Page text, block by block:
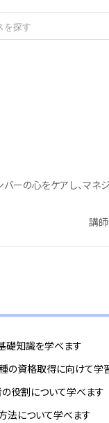
ーの心をケアし、マネ
講
礎知識を学べます
の資格取得に向けて学
役割について学べます
法について学べます